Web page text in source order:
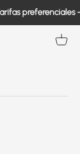
preferenciales -
Ver